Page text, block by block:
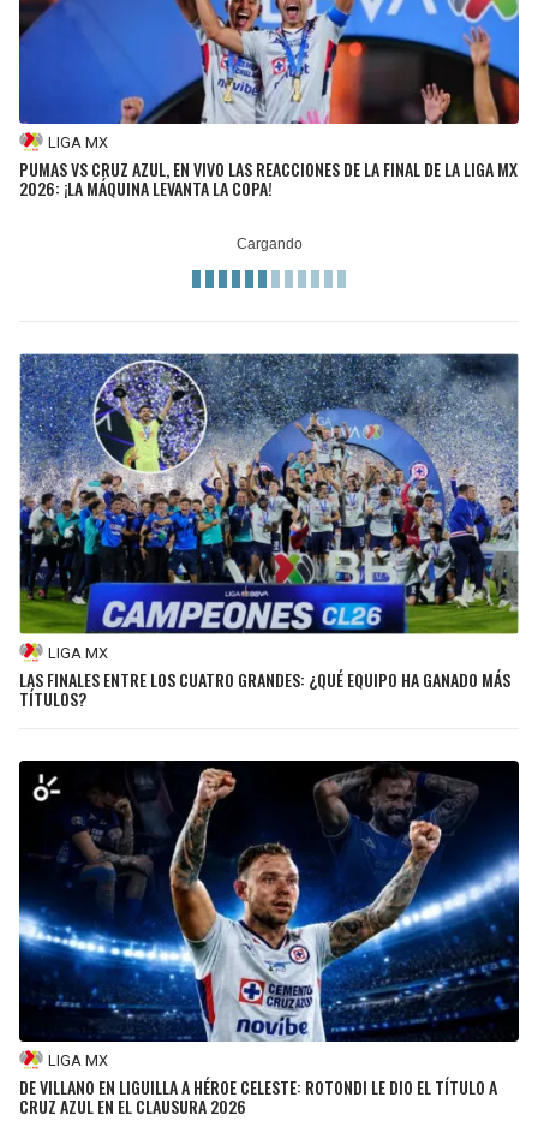
LIGA MX
PUMAS VS CRUZ AZUL, EN VIVO LAS REACCIONES DE LA FINAL DE LA LIGA MX
2026: ¡LA MÁQUINA LEVANTA LA COPA!
LIGA MX
LAS FINALES ENTRE LOS CUATRO GRANDES: ¿QUÉ EQUIPO HA GANADO MÁS
TÍTULOS?
LIGA MX
DE VILLANO EN LIGUILLA A HÉROE CELESTE: ROTONDI LE DIO EL TÍTULO A
CRUZ AZUL EN EL CLAUSURA 2026